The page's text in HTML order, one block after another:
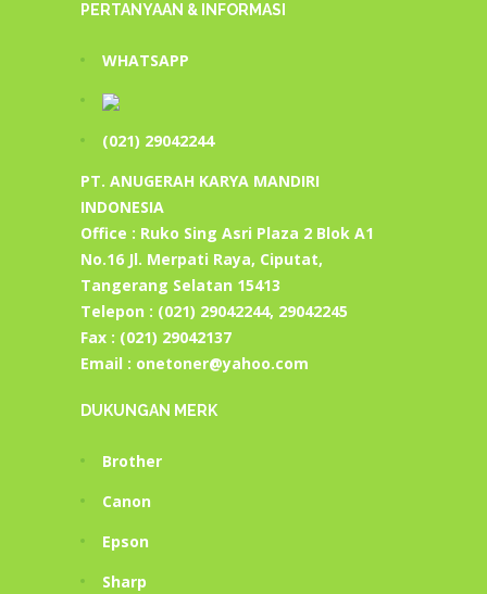
PERTANYAAN & INFORMASI
WHATSAPP
(021) 29042244
PT. ANUGERAH KARYA MANDIRI
INDONESIA
Office : Ruko Sing Asri Plaza 2 Blok A1
No.16 Jl. Merpati Raya, Ciputat,
Tangerang Selatan 15413
Telepon : (021) 29042244, 29042245
Fax : (021) 29042137
Email : onetoner@yahoo.com
DUKUNGAN MERK
Brother
Canon
Epson
Sharp